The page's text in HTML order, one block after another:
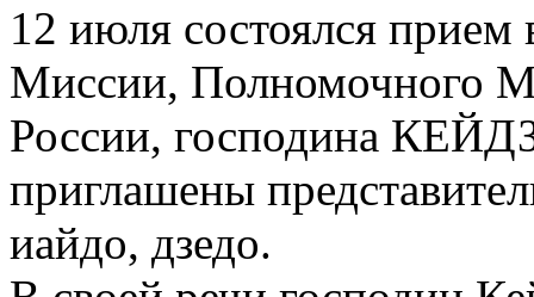
12 июля состоялся прием
Миссии, Полномочного
России, господина
приглашены
иайдо, дзедо.